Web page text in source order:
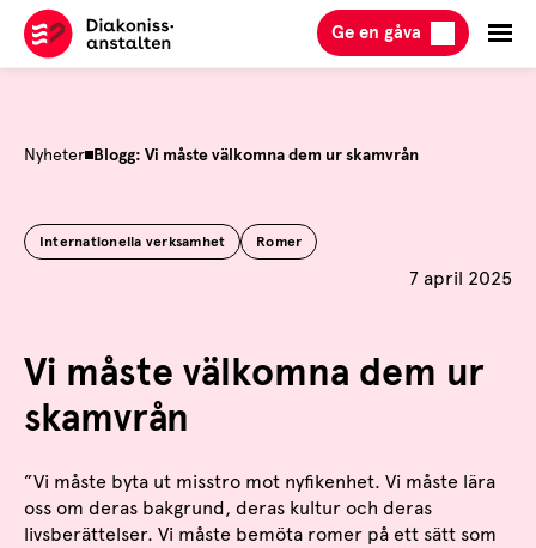
Hoppa
innehåll
Ge en gåva
Nyheter Blogg: Vi måste välkomna dem ur skamvrån
Internationella verksamhet Romer
Publicerad
7 april 2025
Vi måste välkomna dem ur
skamvrån
”Vi måste byta ut misstro mot nyfikenhet. Vi måste lära
oss om deras bakgrund, deras kultur och deras
livsberättelser. Vi måste bemöta romer på ett sätt som